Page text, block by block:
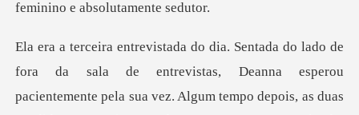
entrevistas, Deanna esperou
pacientemente pela sua vez. Algum tempo depois,